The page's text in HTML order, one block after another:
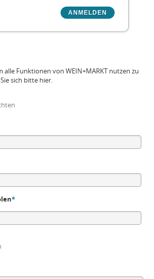
alle Funktionen von WEIN+MARKT nutzen zu
sich bitte hier.
*